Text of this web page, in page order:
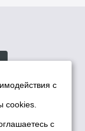
мэрии
с
cookies.
с